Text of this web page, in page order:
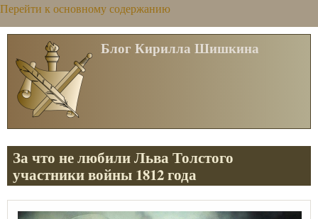
Перейти к основному содержанию
Блог Кирилла Шишкина
За что не любили Льва Толстого
участники войны 1812 года